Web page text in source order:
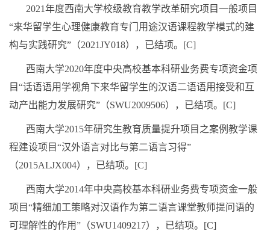
2021年度西南大学校级教育教学改革研究项目一般项目
“来华留学生心理健康教育专门用途汉语课程教学模式的建
构与实践研究”（2021JY018），已结项。 [C]
西南大学2020年度中央高校基本科研业务费专项资金项
目“话语语用学视角下来华留学生的汉语二语语用接受和互
动产出能力发展研究”（SWU2009506），已结项。 [C]
西南大学2015年研究生教育质量提升项目之案例教学课
程建设项目“汉外语言对比与第二语言习得”
（2015ALJX004），已结项。 [C]
西南大学2014年中央高校基本科研业务费专项资金一般
项目“精细加工策略对汉语作为第二语言课堂教师提问语的
可理解性的作用” （SWU1409217），已结项。 [C]